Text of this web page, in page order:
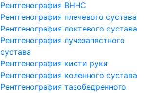
Рентгенография ВНЧС
Рентгенография плечевого сустава
Рентгенография локтевого сустава
Рентгенография лучезапястного
сустава
Рентгенография кисти руки
Рентгенография коленного сустава
Рентгенография тазобедренного